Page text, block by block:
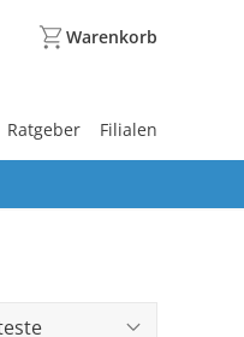
Warenkorb
Ratgeber Filialen